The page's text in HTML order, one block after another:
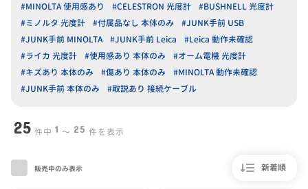
#MINOLTA 使用感あり
#CELESTRON 光度計
#BUSHNELL 光度計
#ミノルタ 光度計
#付属品なし 本体のみ
#JUNK手前 USB
#JUNK手前 MINOLTA
#JUNK手前 Leica
#Leica 動作未確認
#ライカ 光度計
#使用感あり 本体のみ
#オーム電機 光度計
#キズあり 本体のみ
#傷あり 本体のみ
#MINOLTA 動作未確認
#JUNK手前 本体のみ
#取説あり 接続ケーブル
25 件中 1 〜 25 件を表示
新着順
販売中のみ表示